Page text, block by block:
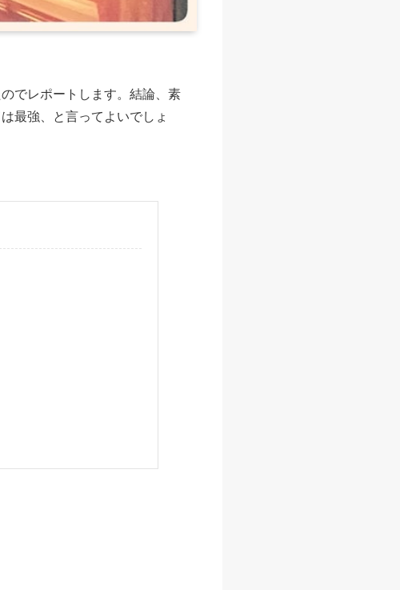
でレポートします。結論、素
最強、と言ってよいでしょ